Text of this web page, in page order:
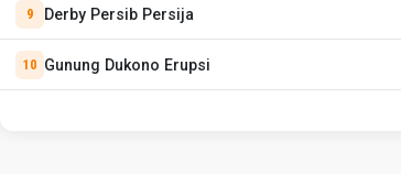
Derby Persib Persija
Gunung Dukono Erupsi